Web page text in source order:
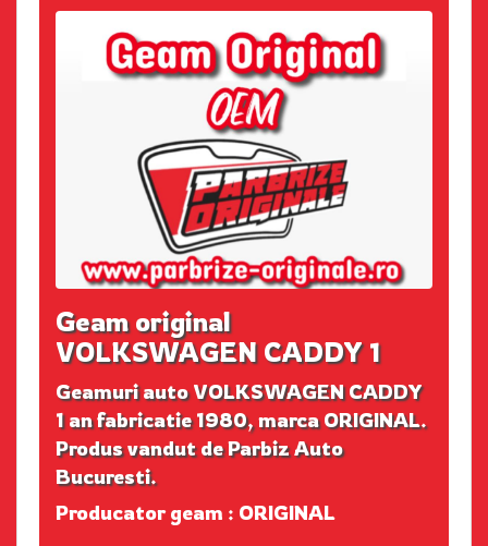
Geam original
VOLKSWAGEN CADDY 1
Geamuri auto VOLKSWAGEN CADDY
1 an fabricatie 1980, marca ORIGINAL.
Produs vandut de Parbiz Auto
Bucuresti.
Producator geam : ORIGINAL